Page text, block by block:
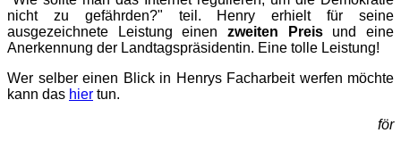
nicht zu gefährden?" teil. Henry erhielt für seine
ausgezeichnete Leistung einen zweiten Preisund eine
Anerkennung der Landtagspräsidentin. Eine tolle Leistung!
Wer selber einen Blick in Henrys Facharbeit werfen möchte
kann das hier tun.
för